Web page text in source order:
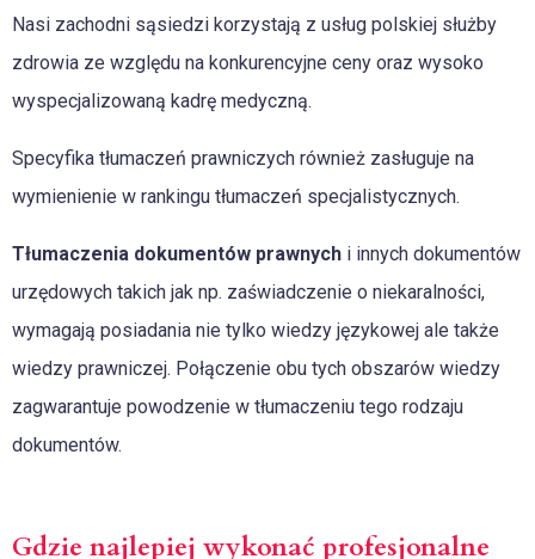
Nasi zachodni sąsiedzi korzystają z usług polskiej służby
zdrowia ze względu na konkurencyjne ceny oraz wysoko
wyspecjalizowaną kadrę medyczną.
Specyfika tłumaczeń prawniczych również zasługuje na
wymienienie w rankingu tłumaczeń specjalistycznych.
Tłumaczenia dokumentów prawnych i innych dokumentów
urzędowych takich jak np. zaświadczenie o niekaralności,
wymagają posiadania nie tylko wiedzy językowej ale także
wiedzy prawniczej. Połączenie obu tych obszarów wiedzy
zagwarantuje powodzenie w tłumaczeniu tego rodzaju
dokumentów.
Gdzie najlepiej wykonać profesjonalne